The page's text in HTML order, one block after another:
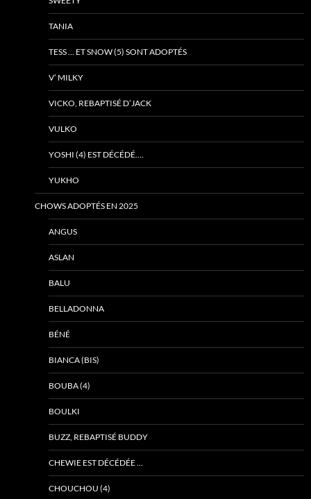
TANIA
TESS … ET SNOW (5) SONT ADOPTÉS
V’ MILKY
VICKO, REBAPTISÉ D’JACK
VULKO
YOSHI (4) EST DÉCÉDÉ….
YUKHO
CHOWS ADOPTÉS EN 2025
ANGUS
ASLAN
BALU
BELLADONNA
BÉNÉ
BIANCA (BIS)
BOUBA (4)
BOULKI
BUZZ, REBAPTISÉ BUDDY
CHEWIE EST DÉCÉDÉE …
CHOUCHOU (4)